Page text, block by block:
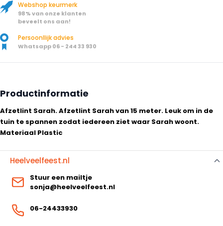
Webshop keurmerk
98% van onze klanten
beveelt ons aan!
Persoonllijk advies
Whatsapp 06 - 244 33 930
Productinformatie
Afzetlint Sarah. Afzetlint Sarah van 15 meter. Leuk om in de
tuin te spannen zodat iedereen ziet waar Sarah woont.
Materiaal Plastic
Heelveelfeest.nl
Stuur een mailtje
sonja@heelveelfeest.nl
06-24433930